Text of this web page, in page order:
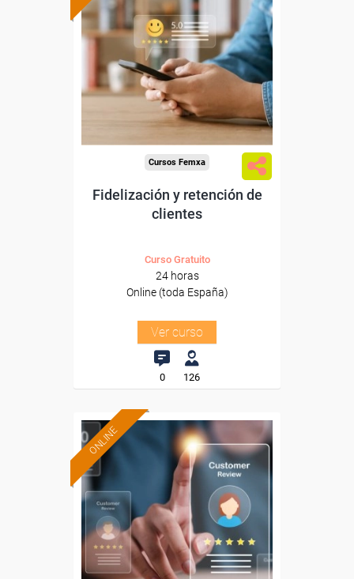
subvencionada.
Para desempleados,
trabajadores y autónomos.
Sector
-Servicios a las Empresas.
Cursos Femxa
Fidelización y retención de
clientes
Curso Gratuito
24 horas
Online (toda España)
Ver curso
0 126
ONLINE
Formación 100%
subvencionada.
Para desempleados,
trabajadores y autónomos.
Sector
-Grandes Almacenes.